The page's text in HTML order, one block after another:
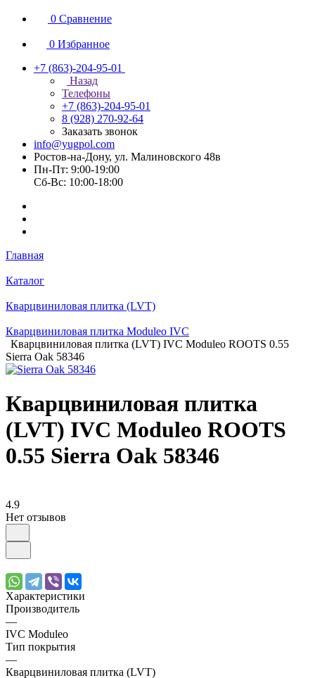
0 Сравнение
0 Избранное
+7 (863)-204-95-01
Назад
Телефоны
+7 (863)-204-95-01
8 (928) 270-92-64
Заказать звонок
info@yugpol.com
Ростов-на-Дону, ул. Малиновского 48в
Пн-Пт: 9:00-19:00
Cб-Вс: 10:00-18:00
Главная
Каталог
Кварцвиниловая плитка (LVT)
Кварцвиниловая плитка Moduleo IVC
Кварцвиниловая плитка (LVT) IVC Moduleo ROOTS 0.55
Sierra Oak 58346
Кварцвиниловая плитка
(LVT) IVC Moduleo ROOTS
0.55 Sierra Oak 58346
4.9
Нет отзывов
Характеристики
Производитель
—
IVС Moduleo
Тип покрытия
—
Кварцвиниловая плитка (LVT)